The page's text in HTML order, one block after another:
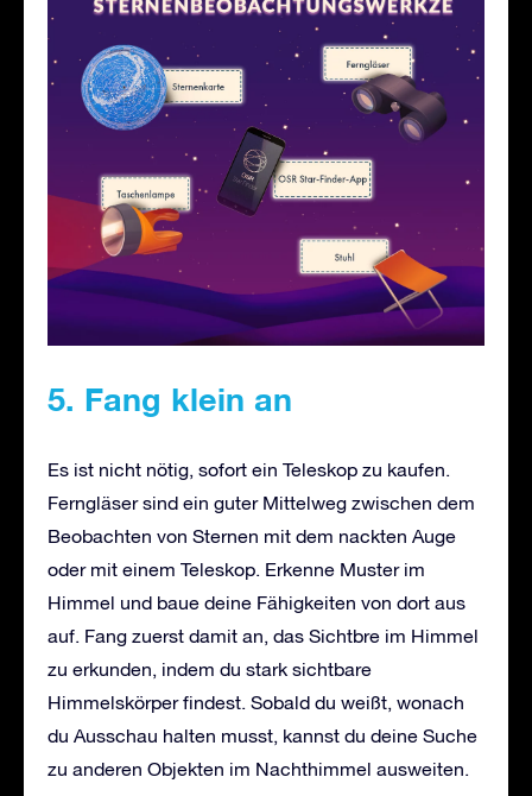
5. Fang klein an
Es ist nicht nötig, sofort ein Teleskop zu kaufen.
Ferngläser sind ein guter Mittelweg zwischen dem
Beobachten von Sternen mit dem nackten Auge
oder mit einem Teleskop. Erkenne Muster im
Himmel und baue deine Fähigkeiten von dort aus
auf. Fang zuerst damit an, das Sichtbre im Himmel
zu erkunden, indem du stark sichtbare
Himmelskörper findest. Sobald du weißt, wonach
du Ausschau halten musst, kannst du deine Suche
zu anderen Objekten im Nachthimmel ausweiten.